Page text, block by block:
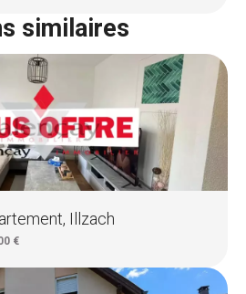
similaires
Illzach
€